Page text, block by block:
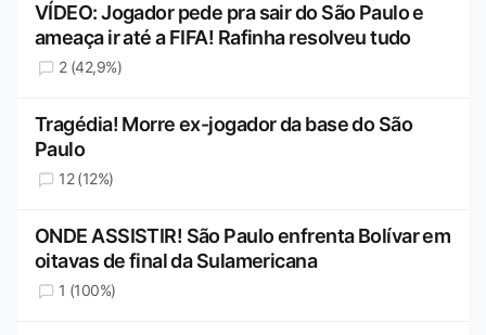
VÍDEO: Jogador pede pra sair do São Paulo e
ameaça ir até a FIFA! Rafinha resolveu tudo
2 (42,9%)
Tragédia! Morre ex-jogador da base do São
Paulo
12 (12%)
ONDE ASSISTIR! São Paulo enfrenta Bolívar em
oitavas de final da Sulamericana
1 (100%)